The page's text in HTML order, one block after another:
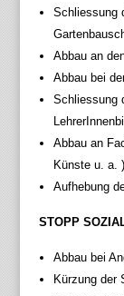
Schliessung
Abbau an
Abbau bei
Schliessung
Abbau an
Künste u. a. )
Aufhebung
STOPP
Abbau bei
Kürzung der